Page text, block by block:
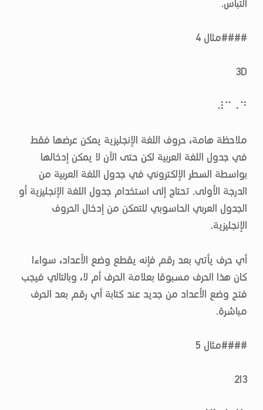
التباس.
####مثال 4
3D
⠼⠉⠠⠙
ملاحظة هامة، حروف اللغة الإنجليزية يمكن عرضها فقط
في جدول اللغة العربية لكن حتى الآن لا يمكن إدخالها
بواسطة السطر الإلكتروني في جدول اللغة العربية من
الدرجة الأولى. تحتاج إلى استخدام جدول اللغة الإنجليزية أو
الجدول العربي الحاسوبي للتمكن من إدخال الحروف
الإنجليزية.
أي حرف يأتي بعد رقم فإنه يقطع وضع الأعداد، سواءا
كان هذا الحرف مسبوقا بعلامة الحرف أم لا، وبالتالي فيجب
فتح وضع الأعداد من جديد عند كتابة أي رقم بعد الحرف
مباشرة.
####مثال 5
3ا2